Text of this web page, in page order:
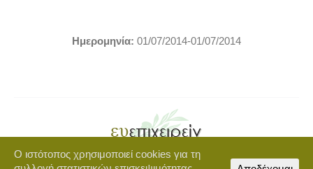
Hμερομηνία: 01/07/2014-01/07/2014
Copyright © 2021 euepixeirein.gr | Developed by BigWebTheory
Ο ιστότοπος χρησιμοποιεί cookies για τη